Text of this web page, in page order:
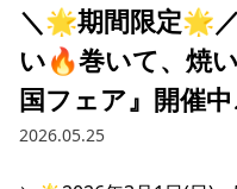
＼🌟期間限定🌟
い🔥巻いて、焼
国フェア』開催
2026.05.25